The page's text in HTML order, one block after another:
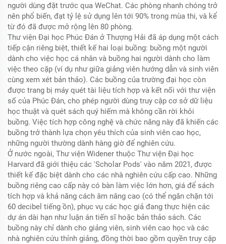
người dùng đặt trước qua WeChat. Các phòng nhanh chóng trở
nên phổ biến, đạt tỷ lệ sử dụng lên tới 90% trong mùa thi, và kể
từ đó đã được mở rộng lên 80 phòng.
Thư viện Đại học Phúc Đán ở Thượng Hải đã áp dụng một cách
tiếp cận riêng biệt, thiết kế hai loại buồng: buồng một người
dành cho việc học cá nhân và buồng hai người dành cho làm
việc theo cặp (ví dụ như giữa giảng viên hướng dẫn và sinh viên
cùng xem xét bản thảo). Các buồng của trường đại học còn
được trang bị máy quét tài liệu tích hợp và kết nối với thư viện
số của Phúc Đán, cho phép người dùng truy cập cơ sở dữ liệu
học thuật và quét sách quý hiếm mà không cần rời khỏi
buồng. Việc tích hợp công nghệ và chức năng này đã khiến các
buồng trở thành lựa chọn yêu thích của sinh viên cao học,
những người thường dành hàng giờ để nghiên cứu.
Ở nước ngoài, Thư viện Widener thuộc Thư viện Đại học
Harvard đã giới thiệu các 'Scholar Pods' vào năm 2021, được
thiết kế đặc biệt dành cho các nhà nghiên cứu cấp cao. Những
buồng riêng cao cấp này có bàn làm việc lớn hơn, giá để sách
tích hợp và khả năng cách âm nâng cao (có thể ngăn chặn tới
60 decibel tiếng ồn), phục vụ các học giả đang thực hiện các
dự án dài hạn như luận án tiến sĩ hoặc bản thảo sách. Các
buồng này chỉ dành cho giảng viên, sinh viên cao học và các
nhà nghiên cứu thỉnh giảng, đồng thời bao gồm quyền truy cập